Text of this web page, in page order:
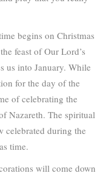
begins on Christmas
feast of Our Lord’s
us into January. While
for the day of the
of celebrating the
Nazareth. The spiritual
celebrated during the
time.
will come down